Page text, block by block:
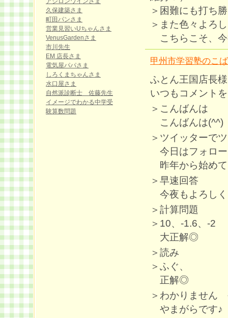
＞困難にも打ち
＞また色々よろ
こちらこそ、今
甲州市学習塾のこ
ふとん王国店長様
いつもコメント
＞こんばんは
こんばんは(^^)
＞ツイッターで
今日はフォロー
昨年から始め
＞早速回答
今夜もよろし
＞計算問題
＞10、-1.6、-2
大正解◎
＞読み
＞ふぐ、
正解◎
＞わかりません
やまがらです♪
久保建築さま
町田パンさま
営業見習いUちゃんさま
VenusGardenさま
市川先生
EM 店長さま
電気屋パパさま
しろくまちゃんさま
水口屋さま
自然派診断士 佐藤先生
イメージでわかる中学受
験算数問題